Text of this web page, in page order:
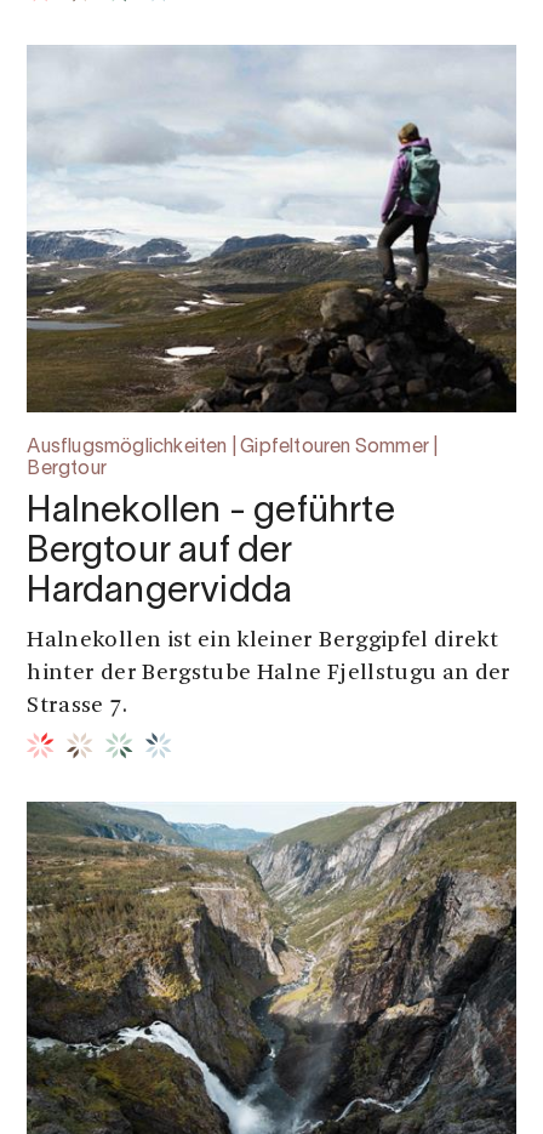
Ausflugsmöglichkeiten | Gipfeltouren Sommer |
Bergtour
Halnekollen - geführte
Bergtour auf der
Hardangervidda
Halnekollen ist ein kleiner Berggipfel direkt
hinter der Bergstube Halne Fjellstugu an der
Strasse 7.